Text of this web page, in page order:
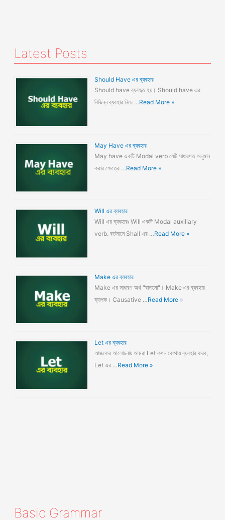
Latest Posts
Should Have এর ব্যবহার
Should have ব্যবহৃত হয়। Should have এর
বিভিন্ন ব্যবহার নিচে …Read More »
May Have এর ব্যবহার
May have একটি Modal verb যেটি সাধারণত অনুমান
করার ক্ষেত্রে …Read More »
Will এর ব্যবহার
Will এর ব্যবহারঃ Will একটি Modal auxiliary
verb. বর্তমানে Shall এর …Read More »
Make এর ব্যবহার
Make এর সাধারণ অর্থ "বানানো"। Make এর ব্যবহার
ব্যাপক। Causative …Read More »
Let এর ব্যবহার
আজকের আলোচনায় আমরা Let কখন কোথায় ব্যবহার করব,
Let এর …Read More »
Basic Grammar